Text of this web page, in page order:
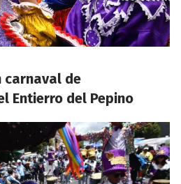
carnaval de
Entierro del Pepino